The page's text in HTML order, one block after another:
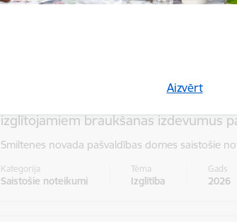
Aizvērt
Kārtība, kādā Smiltenes novada
izglītojamiem braukšanas izdevumus
Smiltenes novada pašvaldības domes saistošie
Kategorija
Saistošie noteikumi
Tēma
Izglītība
Gads
2026